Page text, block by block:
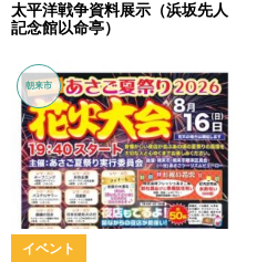
太平洋戦争資料展示（浜坂先人
記念館以命亭）
朝来市
イベント